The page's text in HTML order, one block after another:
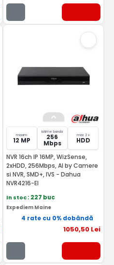
maxim
12 MP
latime banda
256
Mbps
max 2 x
HDD
NVR 16ch IP 16MP, WizSense,
2xHDD, 256Mbps, AI by Camere
si NVR, SMD+, IVS - Dahua
NVR4216-EI
In stoc: 227 buc
Expediem Maine
4 rate cu 0% dobândă
1050,50 Lei